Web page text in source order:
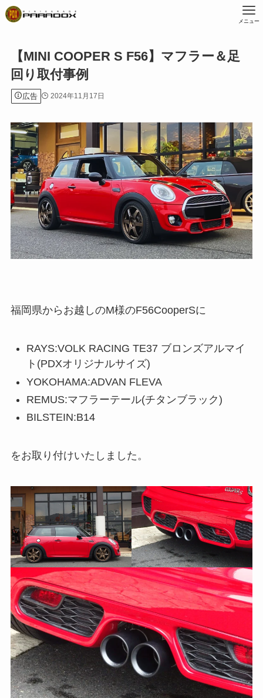
メニュー
【MINI COOPER S F56】マフラー＆足
回り取付事例
広告 2024年11月17日
福岡県からお越しのM様のF56CooperSに
RAYS:VOLK RACING TE37 ブロンズアルマイ
ト(PDXオリジナルサイズ)
YOKOHAMA:ADVAN FLEVA
REMUS:マフラーテール(チタンブラック)
BILSTEIN:B14
をお取り付けいたしました。